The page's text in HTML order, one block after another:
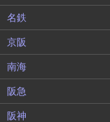
名鉄
京阪
南海
阪急
阪神